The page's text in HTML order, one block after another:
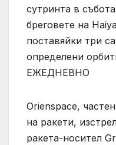
сутринта в
бреговете на
поставяйки три
определени
ЕЖЕДНЕВНО
Orienspace,
на ракети,
ракета-носител